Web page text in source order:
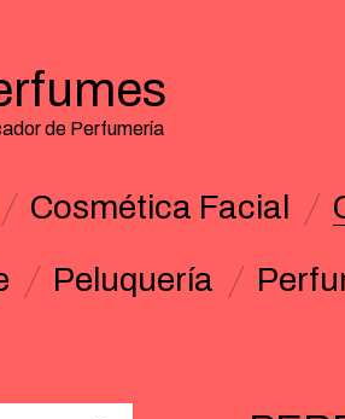
de Perfumería
Cosmética Facial
Peluquería